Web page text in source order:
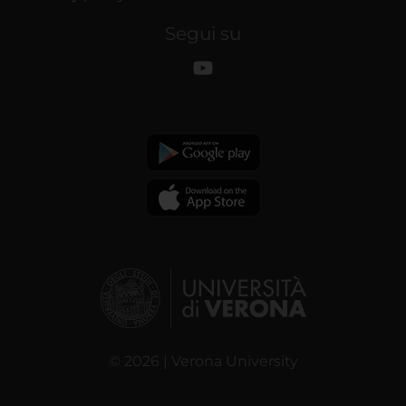
Segui su
© 2026 | Verona University